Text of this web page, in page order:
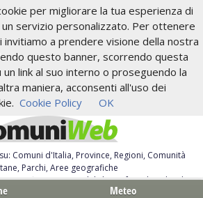
per migliorare la tua esperienza di
servizio personalizzato. Per ottenere
a prendere visione della nostra
questo banner, scorrendo questa
un link al suo interno o proseguendo la
maniera, acconsenti all'uso dei
Cookie Policy OK
Comuni d'Italia, Province, Regioni, Comunità
Parchi, Aree geografiche
moduli, leggi, free download
Meteo